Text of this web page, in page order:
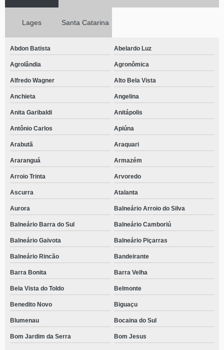
Lages Santa Catarina
Abdon Batista Abelardo Luz
Agrolândia Agronômica
Alfredo Wagner Alto Bela Vista
Anchieta Angelina
Anita Garibaldi Anitápolis
Antônio Carlos Apiúna
Arabutã Araquari
Araranguá Armazém
Arroio Trinta Arvoredo
Ascurra Atalanta
Aurora Balneário Arroio do Silva
Balneário Barra do Sul Balneário Camboriú
Balneário Gaivota Balneário Piçarras
Balneário Rincão Bandeirante
Barra Bonita Barra Velha
Bela Vista do Toldo Belmonte
Benedito Novo Biguaçu
Blumenau Bocaina do Sul
Bom Jardim da Serra Bom Jesus